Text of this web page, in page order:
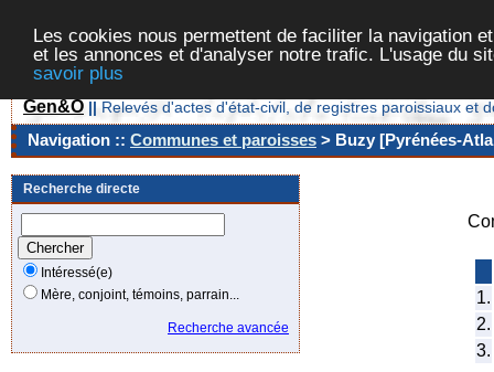
Les cookies nous permettent de faciliter la navigation
et les annonces et d'analyser notre trafic. L'usage du
savoir plus
Gen&O || Relevés d'actes d'état-civil, de registres paroissiaux et
Navigation :: Communes et paroisses > Buzy [Pyrénées-
Recherche directe
Intéressé(e)
Mère, conjoint, témoins, parrain...
Recherche avancée
1.
2.
3.